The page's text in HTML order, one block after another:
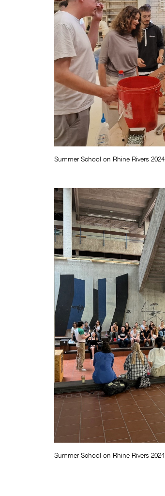
Summer School on Rhine Rivers 2024
Summer School on Rhine Rivers 2024